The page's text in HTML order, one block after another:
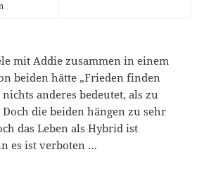
mit Addie zusammen in einem
beiden hätte „Frieden finden
nichts anderes bedeutet, als zu
die beiden hängen zu sehr
das Leben als Hybrid ist
es ist verboten …